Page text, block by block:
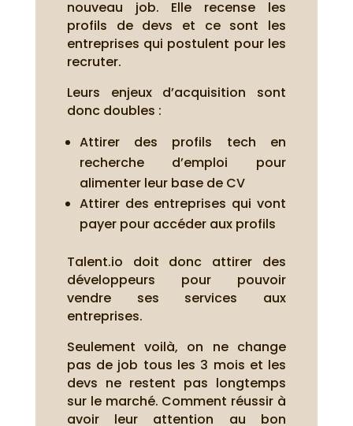
nouveau job. Elle recense les
profils de devs et ce sont les
entreprises qui postulent pour les
recruter.
Leurs enjeux d’acquisition sont
donc doubles :
Attirer des profils tech en
recherche d’emploi pour
alimenter leur base de CV
Attirer des entreprises qui vont
payer pour accéder aux profils
Talent.io doit donc attirer des
développeurs pour pouvoir
vendre ses services aux
entreprises.
Seulement voilà, on ne change
pas de job tous les 3 mois et les
devs ne restent pas longtemps
sur le marché. Comment réussir à
avoir leur attention au bon